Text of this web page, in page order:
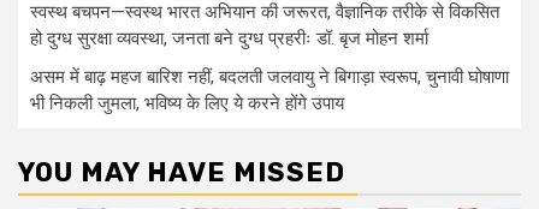
स्वस्थ बचपन—स्वस्थ भारत अभियान की जरूरत, वैज्ञानिक तरीके से विकसित
हो दुग्ध सुरक्षा व्यवस्था, जनता बने दुग्ध प्रहरीः डॉ. बृज मोहन शर्मा
असम में बाढ़ महज बारिश नहीं, बदलती जलवायु ने बिगाड़ा स्वरूप, चुनावी घोषाणा
भी निकली जुमला, भविष्य के लिए ये करने होंगे उपाय
YOU MAY HAVE MISSED